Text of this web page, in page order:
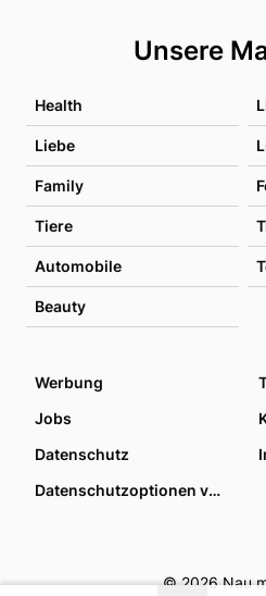
Unsere
Health
Liebe
Family
Tiere
Automobile
Beauty
Werbung
Jobs
Datenschutz
Datenschutzoptionen verwalten
© 2026 Nau